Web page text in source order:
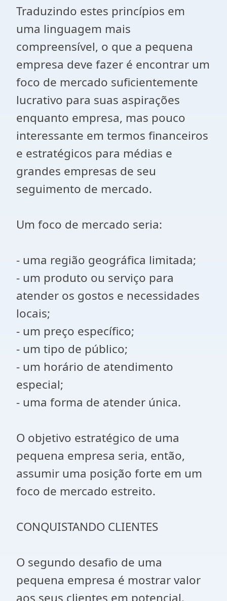
Traduzindo estes princípios em
uma linguagem mais
compreensível, o que a pequena
empresa deve fazer é encontrar um
foco de mercado suficientemente
lucrativo para suas aspirações
enquanto empresa, mas pouco
interessante em termos financeiros
e estratégicos para médias e
grandes empresas de seu
seguimento de mercado.
Um foco de mercado seria:
- uma região geográfica limitada;
- um produto ou serviço para
atender os gostos e necessidades
locais;
- um preço específico;
- um tipo de público;
- um horário de atendimento
especial;
- uma forma de atender única.
O objetivo estratégico de uma
pequena empresa seria, então,
assumir uma posição forte em um
foco de mercado estreito.
CONQUISTANDO CLIENTES
O segundo desafio de uma
pequena empresa é mostrar valor
aos seus clientes em potencial.